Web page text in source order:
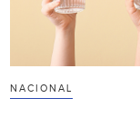
NACIONAL